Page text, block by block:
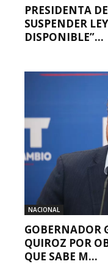
PRESIDENTA
SUSPENDER
DISPONIBLE”...
NACIONAL
GOBERNADOR
QUIROZ POR
QUE SABE M...